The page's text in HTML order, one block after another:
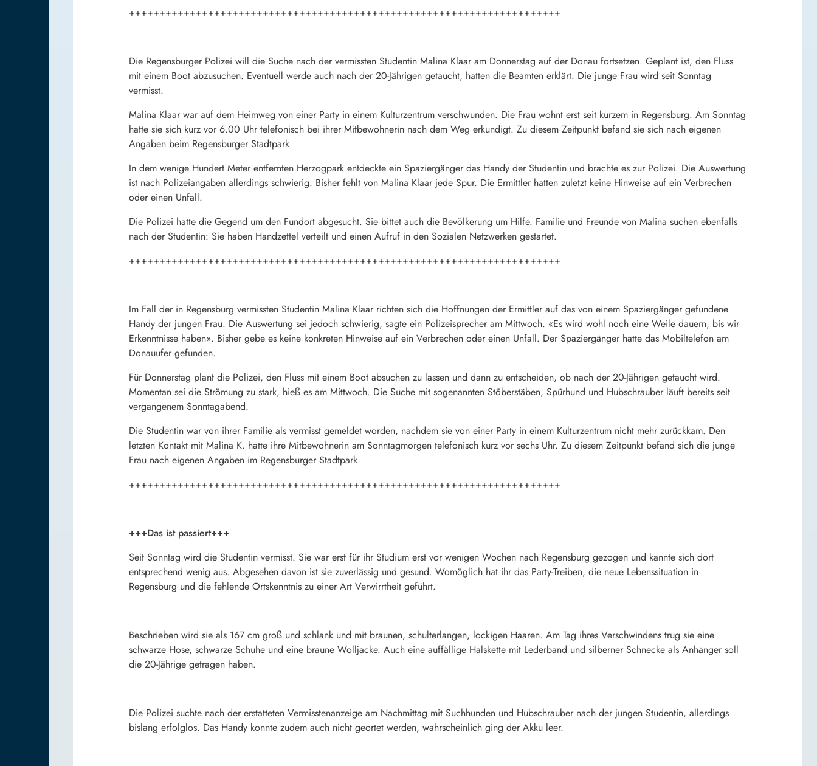
+++++++++++++++++++++++++++++++++++++++++++++++++++++++++++++++++++++++
Die Regensburger Polizei will die Suche nach der vermissten Studentin Malina Klaar am Donnerstag auf der Donau fortsetzen. Geplant ist, den Fluss
mit einem Boot abzusuchen. Eventuell werde auch nach der 20-Jährigen getaucht, hatten die Beamten erklärt. Die junge Frau wird seit Sonntag
vermisst.
Malina Klaar war auf dem Heimweg von einer Party in einem Kulturzentrum verschwunden. Die Frau wohnt erst seit kurzem in Regensburg. Am Sonntag
hatte sie sich kurz vor 6.00 Uhr telefonisch bei ihrer Mitbewohnerin nach dem Weg erkundigt. Zu diesem Zeitpunkt befand sie sich nach eigenen
Angaben beim Regensburger Stadtpark.
In dem wenige Hundert Meter entfernten Herzogpark entdeckte ein Spaziergänger das Handy der Studentin und brachte es zur Polizei. Die Auswertung
ist nach Polizeiangaben allerdings schwierig. Bisher fehlt von Malina Klaar jede Spur. Die Ermittler hatten zuletzt keine Hinweise auf ein Verbrechen
oder einen Unfall.
Die Polizei hatte die Gegend um den Fundort abgesucht. Sie bittet auch die Bevölkerung um Hilfe. Familie und Freunde von Malina suchen ebenfalls
nach der Studentin: Sie haben Handzettel verteilt und einen Aufruf in den Sozialen Netzwerken gestartet.
+++++++++++++++++++++++++++++++++++++++++++++++++++++++++++++++++++++++
Im Fall der in Regensburg vermissten Studentin Malina Klaar richten sich die Hoffnungen der Ermittler auf das von einem Spaziergänger gefundene
Handy der jungen Frau. Die Auswertung sei jedoch schwierig, sagte ein Polizeisprecher am Mittwoch. «Es wird wohl noch eine Weile dauern, bis wir
Erkenntnisse haben». Bisher gebe es keine konkreten Hinweise auf ein Verbrechen oder einen Unfall. Der Spaziergänger hatte das Mobiltelefon am
Donauufer gefunden.
Für Donnerstag plant die Polizei, den Fluss mit einem Boot absuchen zu lassen und dann zu entscheiden, ob nach der 20-Jährigen getaucht wird.
Momentan sei die Strömung zu stark, hieß es am Mittwoch. Die Suche mit sogenannten Stöberstäben, Spürhund und Hubschrauber läuft bereits seit
vergangenem Sonntagabend.
Die Studentin war von ihrer Familie als vermisst gemeldet worden, nachdem sie von einer Party in einem Kulturzentrum nicht mehr zurückkam. Den
letzten Kontakt mit Malina K. hatte ihre Mitbewohnerin am Sonntagmorgen telefonisch kurz vor sechs Uhr. Zu diesem Zeitpunkt befand sich die junge
Frau nach eigenen Angaben im Regensburger Stadtpark.
+++++++++++++++++++++++++++++++++++++++++++++++++++++++++++++++++++++++
+++Das ist passiert+++
Seit Sonntag wird die Studentin vermisst. Sie war erst für ihr Studium erst vor wenigen Wochen nach Regensburg gezogen und kannte sich dort
entsprechend wenig aus. Abgesehen davon ist sie zuverlässig und gesund. Womöglich hat ihr das Party-Treiben, die neue Lebenssituation in
Regensburg und die fehlende Ortskenntnis zu einer Art Verwirrtheit geführt.
Beschrieben wird sie als 167 cm groß und schlank und mit braunen, schulterlangen, lockigen Haaren. Am Tag ihres Verschwindens trug sie eine
schwarze Hose, schwarze Schuhe und eine braune Wolljacke. Auch eine auffällige Halskette mit Lederband und silberner Schnecke als Anhänger soll
die 20-Jährige getragen haben.
Die Polizei suchte nach der erstatteten Vermisstenanzeige am Nachmittag mit Suchhunden und Hubschrauber nach der jungen Studentin, allerdings
bislang erfolglos. Das Handy konnte zudem auch nicht geortet werden, wahrscheinlich ging der Akku leer.